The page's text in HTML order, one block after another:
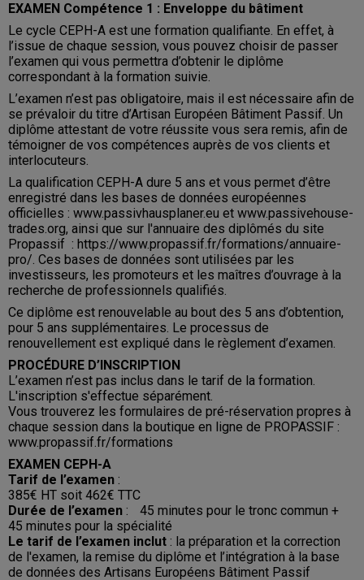
EXAMEN Compétence 1 : Enveloppe du bâtiment
Le cycle CEPH-A est une formation qualifiante. En effet, à
l’issue de chaque session, vous pouvez choisir de passer
l’examen qui vous permettra d’obtenir le diplôme
correspondant à la formation suivie.
L’examen n’est pas obligatoire, mais il est nécessaire afin de
se prévaloir du titre d’Artisan Européen Bâtiment Passif. Un
diplôme attestant de votre réussite vous sera remis, afin de
témoigner de vos compétences auprès de vos clients et
interlocuteurs.
La qualification CEPH-A dure 5 ans et vous permet d’être
enregistré dans les bases de données européennes
officielles : www.passivhausplaner.eu et www.passivehouse-
trades.org, ainsi que sur l'annuaire des diplômés du site
Propassif : https://www.propassif.fr/formations/annuaire-
pro/. Ces bases de données sont utilisées par les
investisseurs, les promoteurs et les maîtres d’ouvrage à la
recherche de professionnels qualifiés.
Ce diplôme est renouvelable au bout des 5 ans d’obtention,
pour 5 ans supplémentaires. Le processus de
renouvellement est expliqué dans le règlement d’examen.
PROCÉDURE D’INSCRIPTION
L’examen n’est pas inclus dans le tarif de la formation.
L'inscription s'effectue séparément.
Vous trouverez les formulaires de pré-réservation propres à
chaque session dans la boutique en ligne de PROPASSIF :
www.propassif.fr/formations
EXAMEN CEPH-A
Tarif de l’examen :
385€ HT soit 462€ TTC
Durée de l’examen : 45 minutes pour le tronc commun +
45 minutes pour la spécialité
Le tarif de l’examen inclut : la préparation et la correction
de l'examen, la remise du diplôme et l’intégration à la base
de données des Artisans Européens Bâtiment Passif